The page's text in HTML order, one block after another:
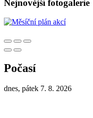
Nejnovější fotogalerie
Počasí
dnes, pátek 7. 8. 2026